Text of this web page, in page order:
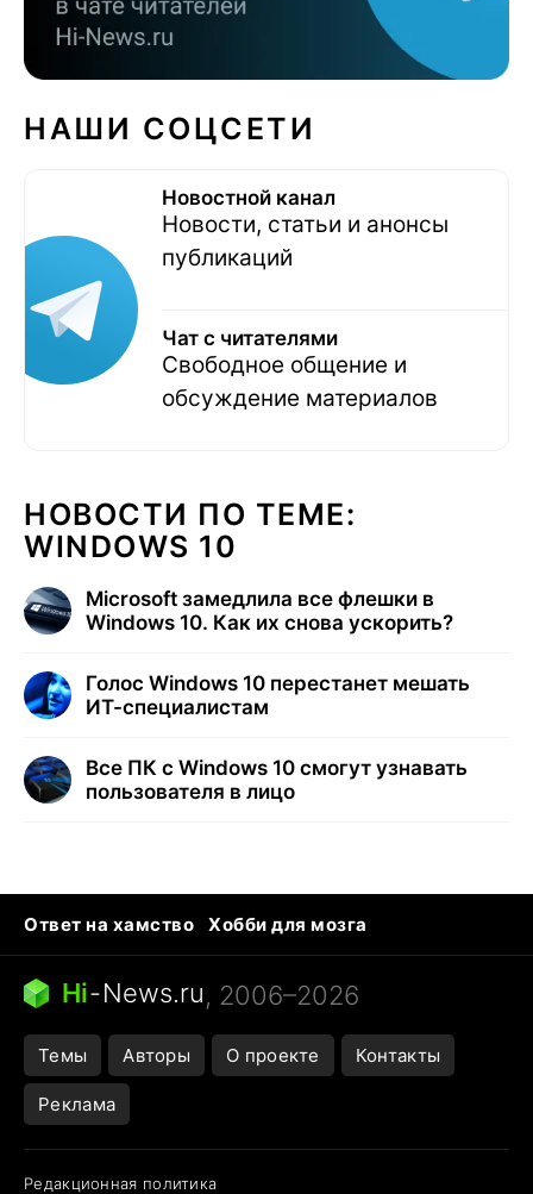
НАШИ СОЦСЕТИ
Новостной канал
Новости, статьи и анонсы
публикаций
Чат с читателями
Свободное общение и
обсуждение материалов
НОВОСТИ ПО ТЕМЕ:
WINDOWS 10
Microsoft замедлила все флешки в
Windows 10. Как их снова ускорить?
Голос Windows 10 перестанет мешать
ИТ-специалистам
Все ПК с Windows 10 смогут узнавать
пользователя в лицо
Ответ на хамство
Хобби для мозга
Бензин 100 vs 95
Тунцы в океанариуме
Следующая пандемия
Hi-News.ru, 2006–2026
Темы Авторы О проекте Контакты
Реклама
Редакционная политика